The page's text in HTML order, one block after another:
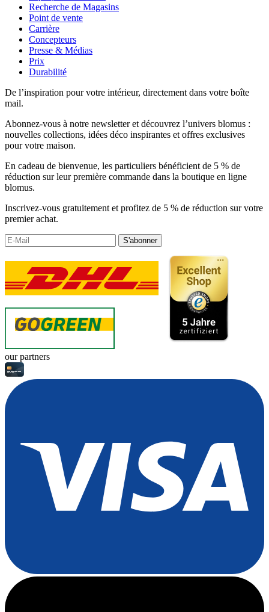
Recherche de Magasins
Point de vente
Carrière
Concepteurs
Presse & Médias
Prix
Durabilité
De l’inspiration pour votre intérieur, directement dans votre boîte
mail.
Abonnez-vous à notre newsletter et découvrez l’univers blomus :
nouvelles collections, idées déco inspirantes et offres exclusives
pour votre maison.
En cadeau de bienvenue, les particuliers bénéficient de 5 % de
réduction sur leur première commande dans la boutique en ligne
blomus.
Inscrivez-vous gratuitement et profitez de 5 % de réduction sur votre
premier achat.
S'abonner
our partners